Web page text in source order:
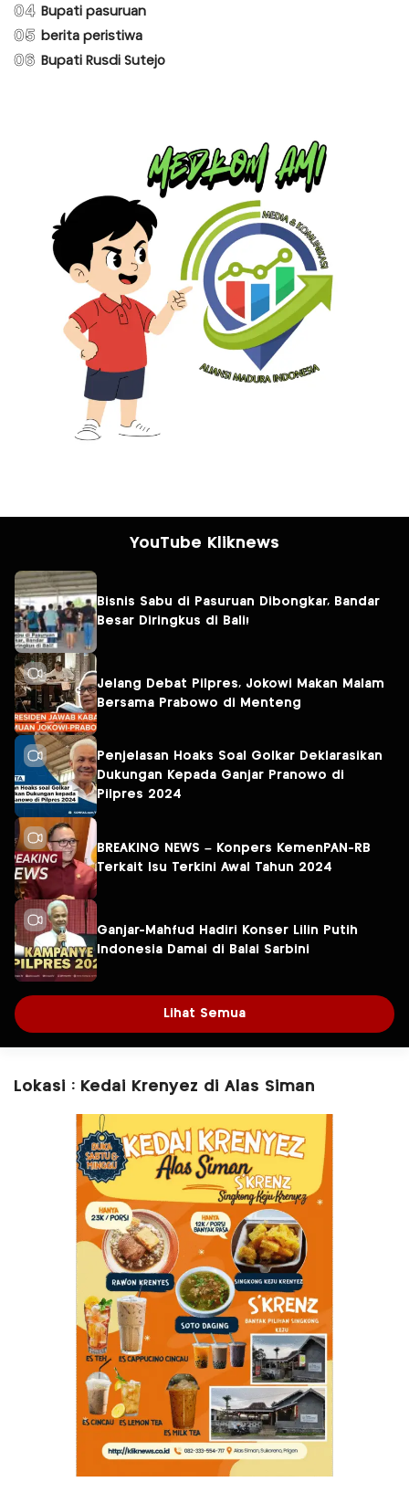
04 Bupati pasuruan
05 berita peristiwa
06 Bupati Rusdi Sutejo
YouTube Kliknews
Bisnis Sabu di Pasuruan Dibongkar, Bandar
Besar Diringkus di Bali!
Jelang Debat Pilpres, Jokowi Makan Malam
Bersama Prabowo di Menteng
Penjelasan Hoaks Soal Golkar Deklarasikan
Dukungan Kepada Ganjar Pranowo di
Pilpres 2024
BREAKING NEWS – Konpers KemenPAN-RB
Terkait Isu Terkini Awal Tahun 2024
Ganjar-Mahfud Hadiri Konser Lilin Putih
Indonesia Damai di Balai Sarbini
Lihat Semua
Lokasi : Kedai Krenyez di Alas Siman